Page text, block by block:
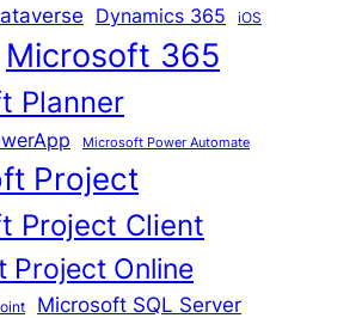
Dynamics 365 iOS
Microsoft 365
Planner
Microsoft Power Automate
Project
Project Client
Project Online
Microsoft SQL Server